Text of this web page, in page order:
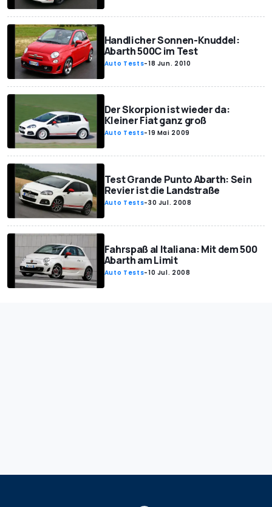
Handlicher Sonnen-Knuddel:
Abarth 500C im Test
Auto Tests-18 Jun. 2010
Der Skorpion ist wieder da:
Kleiner Fiat ganz groß
Auto Tests-19 Mai 2009
Test Grande Punto Abarth: Sein
Revier ist die Landstraße
Auto Tests-30 Jul. 2008
Fahrspaß al Italiana: Mit dem 500
Abarth am Limit
Auto Tests-10 Jul. 2008